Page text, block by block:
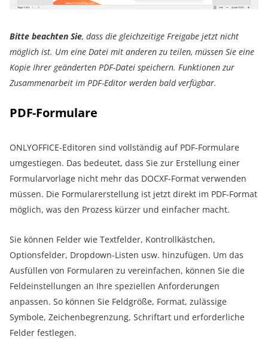
Bitte beachten Sie, dass die gleichzeitige Freigabe jetzt nicht
möglich ist. Um eine Datei mit anderen zu teilen, müssen Sie eine
Kopie Ihrer geänderten PDF-Datei speichern. Funktionen zur
Zusammenarbeit im PDF-Editor werden bald verfügbar.
PDF-Formulare
ONLYOFFICE-Editoren sind vollständig auf PDF-Formulare
umgestiegen. Das bedeutet, dass Sie zur Erstellung einer
Formularvorlage nicht mehr das DOCXF-Format verwenden
müssen. Die Formularerstellung ist jetzt direkt im PDF-Format
möglich, was den Prozess kürzer und einfacher macht.
Sie können Felder wie Textfelder, Kontrollkästchen,
Optionsfelder, Dropdown-Listen usw. hinzufügen. Um das
Ausfüllen von Formularen zu vereinfachen, können Sie die
Feldeinstellungen an Ihre speziellen Anforderungen
anpassen. So können Sie Feldgröße, Format, zulässige
Symbole, Zeichenbegrenzung, Schriftart und erforderliche
Felder festlegen.